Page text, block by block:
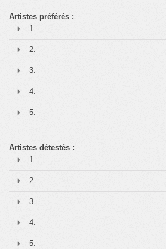
Artistes préférés :
1.
2.
3.
4.
5.
Artistes détestés :
1.
2.
3.
4.
5.